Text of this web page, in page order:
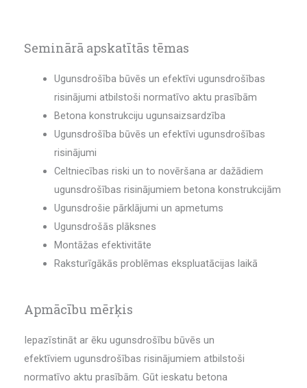
Seminārā apskatītās tēmas
Ugunsdrošība būvēs un efektīvi ugunsdrošības
risinājumi atbilstoši normatīvo aktu prasībām
Betona konstrukciju ugunsaizsardzība
Ugunsdrošība būvēs un efektīvi ugunsdrošības
risinājumi
Celtniecības riski un to novēršana ar dažādiem
ugunsdrošības risinājumiem betona konstrukcijām
Ugunsdrošie pārklājumi un apmetums
Ugunsdrošās plāksnes
Montāžas efektivitāte
Raksturīgākās problēmas ekspluatācijas laikā
Apmācību mērķis
Iepazīstināt ar ēku ugunsdrošību būvēs un
efektīviem ugunsdrošības risinājumiem atbilstoši
normatīvo aktu prasībām. Gūt ieskatu betona